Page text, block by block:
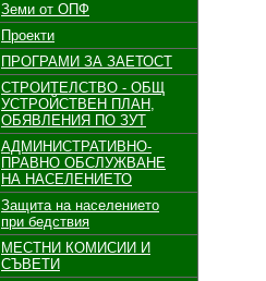
Земи от ОПФ
Проекти
ПРОГРАМИ ЗА ЗАЕТОСТ
СТРОИТЕЛСТВО - ОБЩ
УСТРОЙСТВЕН ПЛАН,
ОБЯВЛЕНИЯ ПО ЗУТ
АДМИНИСТРАТИВНО-
ПРАВНО ОБСЛУЖВАНЕ
НА НАСЕЛЕНИЕТО
Защита на населението
при бедствия
МЕСТНИ КОМИСИИ И
СЪВЕТИ